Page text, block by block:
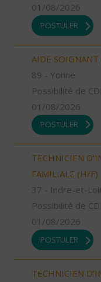
01/08/2026
POSTULER
AIDE
89 - Yonne
Possibilité de
01/08/2026
POSTULER
TECHNICIEN
FAMILIALE (H/F)
37 - Indre-et-
Possibilité de
01/08/2026
POSTULER
TECHNICIEN